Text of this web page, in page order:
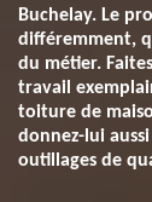
Buchelay. Le
différemment,
du métier.
travail
toiture de
donnez-lui
outillages de